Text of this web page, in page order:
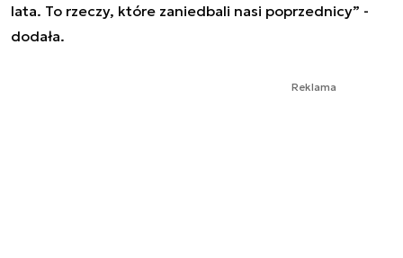
lata. To rzeczy, które zaniedbali nasi poprzednicy” -
dodała.
Reklama